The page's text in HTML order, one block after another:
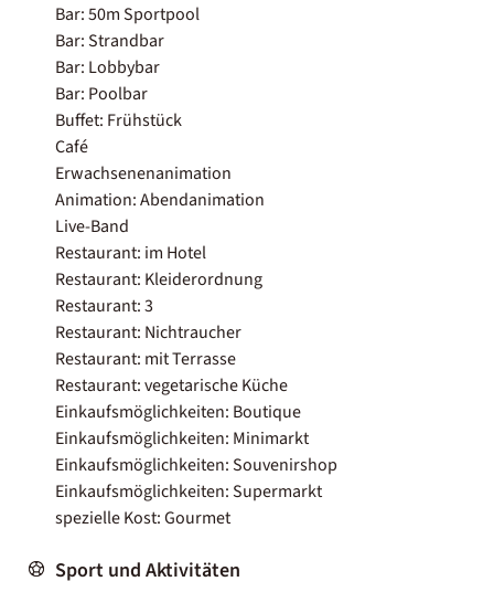
Bar: 50m Sportpool
Bar: Strandbar
Bar: Lobbybar
Bar: Poolbar
Buffet: Frühstück
Café
Erwachsenenanimation
Animation: Abendanimation
Live-Band
Restaurant: im Hotel
Restaurant: Kleiderordnung
Restaurant: 3
Restaurant: Nichtraucher
Restaurant: mit Terrasse
Restaurant: vegetarische Küche
Einkaufsmöglichkeiten: Boutique
Einkaufsmöglichkeiten: Minimarkt
Einkaufsmöglichkeiten: Souvenirshop
Einkaufsmöglichkeiten: Supermarkt
spezielle Kost: Gourmet
Sport und Aktivitäten